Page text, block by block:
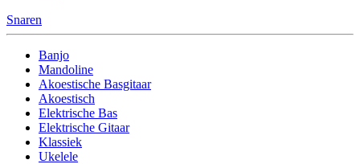
Snaren
Banjo
Mandoline
Akoestische Basgitaar
Akoestisch
Elektrische Bas
Elektrische Gitaar
Klassiek
Ukelele